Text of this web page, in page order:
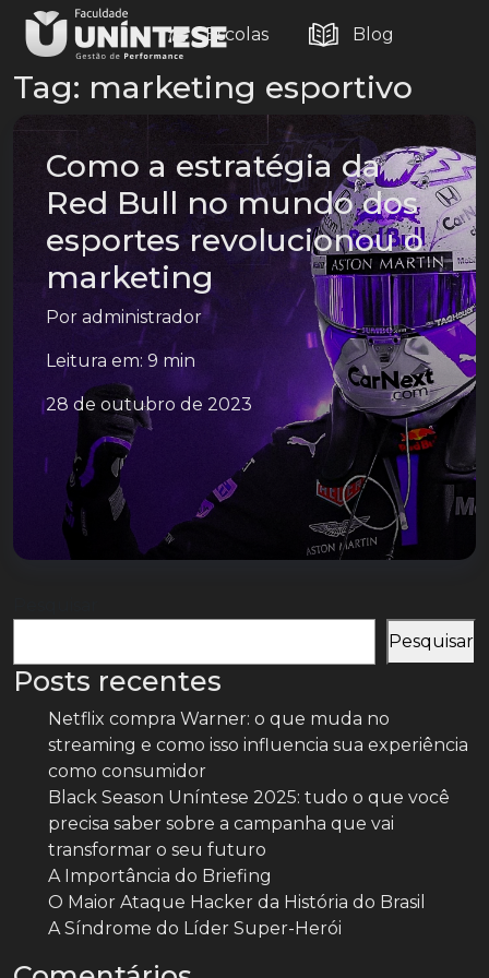
Escolas Blog
Tag: marketing esportivo
Como a estratégia da
Red Bull no mundo dos
esportes revolucionou o
marketing
Por administrador
Leitura em: 9 min
28 de outubro de 2023
Pesquisar
Posts recentes
Netflix compra Warner: o que muda no
streaming e como isso influencia sua experiência
como consumidor
Black Season Uníntese 2025: tudo o que você
precisa saber sobre a campanha que vai
transformar o seu futuro
A Importância do Briefing
O Maior Ataque Hacker da História do Brasil
A Síndrome do Líder Super-Herói